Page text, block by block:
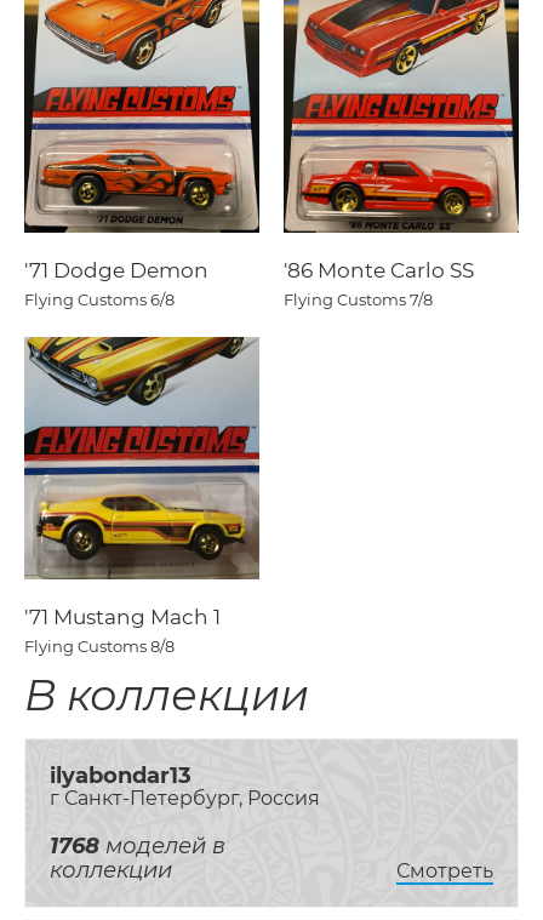
'71 Dodge Demon
Flying Customs6/8
'86 Monte Carlo SS
Flying Customs7/8
'71 Mustang Mach 1
Flying Customs8/8
В коллекции
ilyabondar13
г Санкт-Петербург, Россия
1768 моделей в
коллекции
Смотреть